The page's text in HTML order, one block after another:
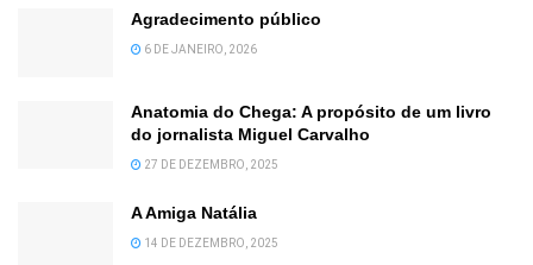
Agradecimento público
6 DE JANEIRO, 2026
Anatomia do Chega: A propósito de um livro
do jornalista Miguel Carvalho
27 DE DEZEMBRO, 2025
A Amiga Natália
14 DE DEZEMBRO, 2025